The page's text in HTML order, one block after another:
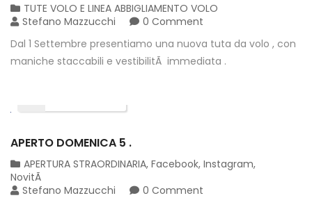
TUTE VOLO E LINEA ABBIGLIAMENTO VOLO
Stefano Mazzucchi
0 Comment
Dal 1 Settembre presentiamo una nuova tuta da volo , con
maniche staccabili e vestibilitÃ immediata .
APERTO DOMENICA 5 .
APERTURA STRAORDINARIA, Facebook, Instagram,
NovitÃ
Stefano Mazzucchi
0 Comment